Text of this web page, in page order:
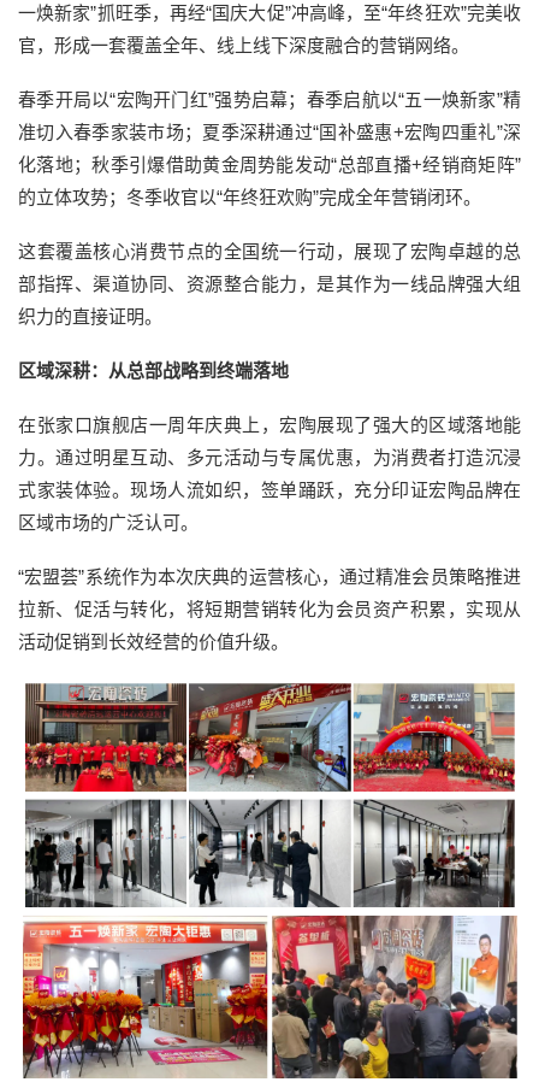
一焕新家”抓旺季，再经“国庆大促”冲高峰，至“年终狂欢”完美收
官，形成一套覆盖全年、线上线下深度融合的营销网络。
春季开局以“宏陶开门红”强势启幕；春季启航以“五一焕新家”精
准切入春季家装市场；夏季深耕通过“国补盛惠+宏陶四重礼”深
化落地；秋季引爆借助黄金周势能发动“总部直播+经销商矩阵”
的立体攻势；冬季收官以“年终狂欢购”完成全年营销闭环。
这套覆盖核心消费节点的全国统一行动，展现了宏陶卓越的总
部指挥、渠道协同、资源整合能力，是其作为一线品牌强大组
织力的直接证明。
区域深耕：从总部战略到终端落地
在张家口旗舰店一周年庆典上，宏陶展现了强大的区域落地能
力。通过明星互动、多元活动与专属优惠，为消费者打造沉浸
式家装体验。现场人流如织，签单踊跃，充分印证宏陶品牌在
区域市场的广泛认可。
“宏盟荟”系统作为本次庆典的运营核心，通过精准会员策略推进
拉新、促活与转化，将短期营销转化为会员资产积累，实现从
活动促销到长效经营的价值升级。